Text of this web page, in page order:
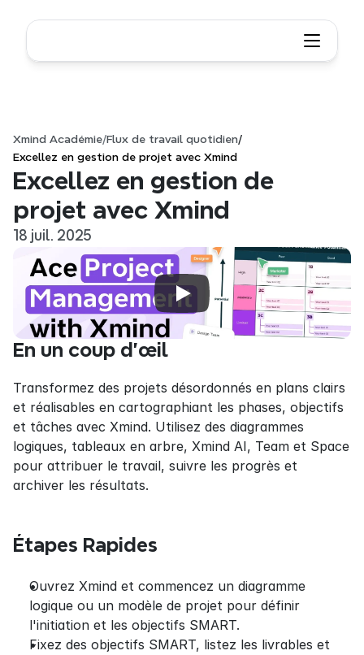
Xmind Académie/Flux de travail quotidien/
Excellez en gestion de projet avec Xmind
Excellez en gestion de
projet avec Xmind
18 juil. 2025
En un coup d'œil
Transformez des projets désordonnés en plans clairs
et réalisables en cartographiant les phases, objectifs
et tâches avec Xmind. Utilisez des diagrammes
logiques, tableaux en arbre, Xmind AI, Team et Space
pour attribuer le travail, suivre les progrès et
archiver les résultats.
Étapes Rapides
Ouvrez Xmind et commencez un diagramme
logique ou un modèle de projet pour définir
l'initiation et les objectifs SMART.
Fixez des objectifs SMART, listez les livrables et